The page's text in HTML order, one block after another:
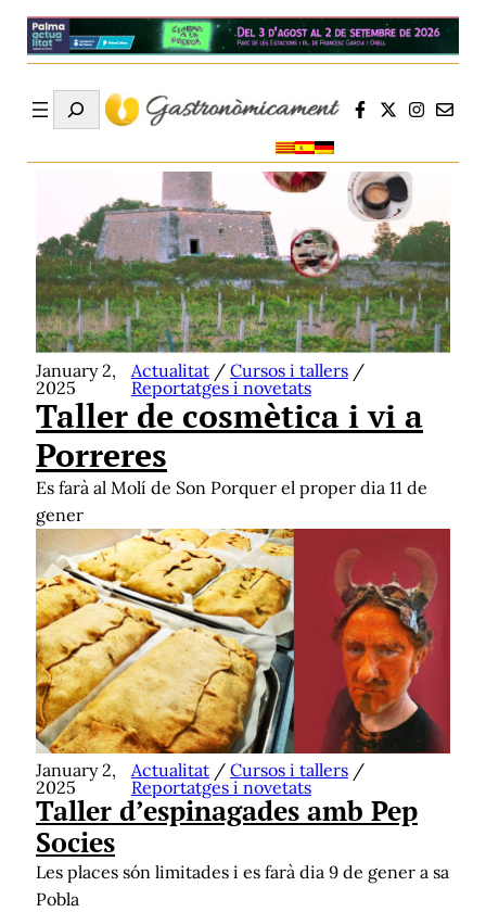
Search
January 2,
2025
Actualitat/ Cursos i tallers/
Reportatges i novetats
Taller de cosmètica i vi a
Porreres
Es farà al Molí de Son Porquer el proper dia 11 de
gener
January 2,
2025
Actualitat/ Cursos i tallers/
Reportatges i novetats
Taller d’espinagades amb Pep
Socies
Les places són limitades i es farà dia 9 de gener a sa
Pobla